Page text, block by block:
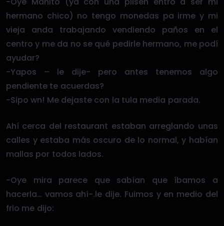
hermano chico) no tengo monedas pa irme y mi
vieja anda trabajando vendiendo paños en el
centro y me da no se qué pedirle hermano, me podí
ayudar?
-Yapos – le dije- pero antes tenemos algo
pendiente te acuerdas?
-Sipo wn! Me dejaste con la tula media parada.
Ahí cerca del restaurant estaban arreglando unas
calles y estaba más oscuro de lo normal, y habían
mallas por todos lados.
-Oye mira parece que sabían que íbamos a
hacerla… vamos ahí-.le dije. Fuimos y en medio del
frio me dijo: